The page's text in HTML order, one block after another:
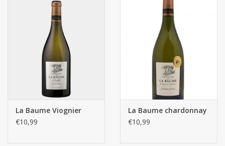
La Baume Viognier
€10,99
La Baume chardonnay
€10,99